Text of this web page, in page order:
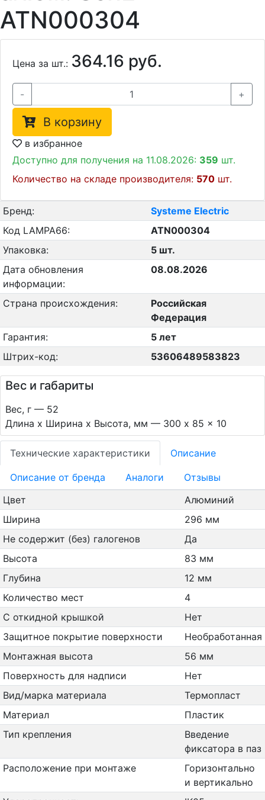
ATN000304
Цена за шт.: 364.16 руб.
- +
В корзину
в избранное
Доступно для получения на 11.08.2026: 359 шт.
Количество на складе производителя: 570 шт.
Бренд:
Systeme Electric
Код LAMPA66:
ATN000304
Упаковка:
5 шт.
Дата обновления
информации:
08.08.2026
Страна происхождения:
Российская
Федерация
Гарантия:
5 лет
Штрих-код:
53606489583823
Вес и габариты
Вес, г — 52
Длина х Ширина х Высота, мм — 300 x 85 x 10
Технические характеристики Описание
Oписание от бренда Аналоги
Отзывы
Цвет
Алюминий
Ширина
296 мм
Не содержит (без) галогенов
Да
Высота
83 мм
Глубина
12 мм
Количество мест
4
С откидной крышкой
Нет
Защитное покрытие поверхности
Необработанная
Монтажная высота
56 мм
Поверхность для надписи
Нет
Вид/марка материала
Термопласт
Материал
Пластик
Тип крепления
Введение
фиксатора в паз
Расположение при монтаже
Горизонтально
и вертикально